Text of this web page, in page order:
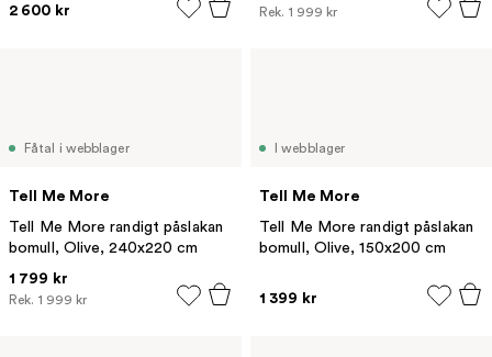
2 600 kr Rek. 1 999 kr
Fåtal i webblager
Tell Me More
Tell Me More randigt påslakan
bomull, Olive, 240x220 cm
1 799 kr
Rek. 1 999 kr
I webblager
Tell Me More
Tell Me More randigt påslakan
bomull, Olive, 150x200 cm
1 399 kr